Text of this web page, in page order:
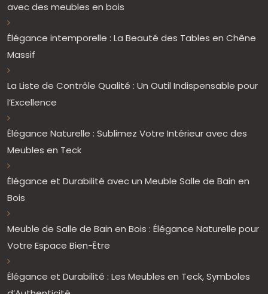
avec des meubles en bois
Élégance intemporelle : La Beauté des Tables en Chêne
Massif
La Liste de Contrôle Qualité : Un Outil Indispensable pour
l’Excellence
Élégance Naturelle : Sublimez Votre Intérieur avec des
Meubles en Teck
Élégance et Durabilité avec un Meuble Salle de Bain en
Bois
Meuble de Salle de Bain en Bois : Élégance Naturelle pour
Votre Espace Bien-Être
Élégance et Durabilité : Les Meubles en Teck, Symboles